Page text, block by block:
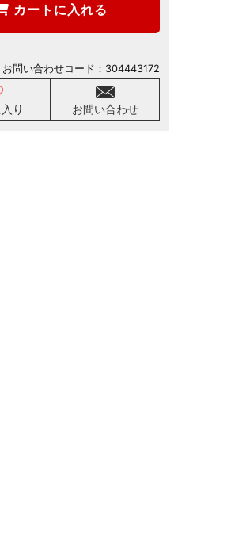
カートに入れる
り お問い合わせ
お問い合わせコード： 304443172